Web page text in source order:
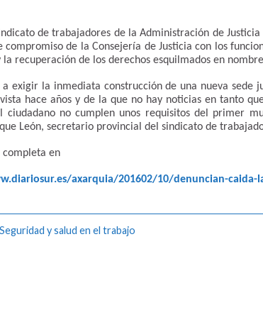
de trabajadores de la Administración de Justicia
compromiso de la Consejería de Justicia con los
la recuperación de los derechos esquilmados en
a exigir la inmediata construcción de una nueva sede
hace años y de la que no hay noticias en tanto
ciudadano no cumplen unos requisitos del primer
León, secretario provincial del sindicato de
completa en
axarquia/201602/10/denuncian-caida-
Seguridad y salud en el trabajo